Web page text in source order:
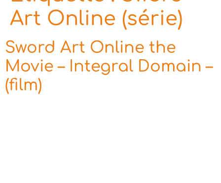
Art Online (série)
Sword Art Online the
Movie – Integral Domain –
(film)